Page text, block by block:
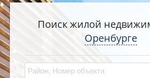
Поиск жилой
Оренбурге